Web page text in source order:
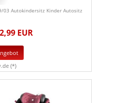
03 Autokindersitz Kinder Autositz
EUR
(*)